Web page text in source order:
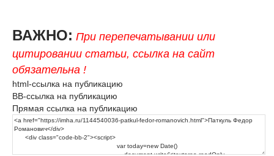
ВАЖНО: При перепечатывании или
цитировании статьи, ссылка на сайт
обязательна !
html-ссылка на публикацию
BB-ссылка на публикацию
Прямая ссылка на публикацию